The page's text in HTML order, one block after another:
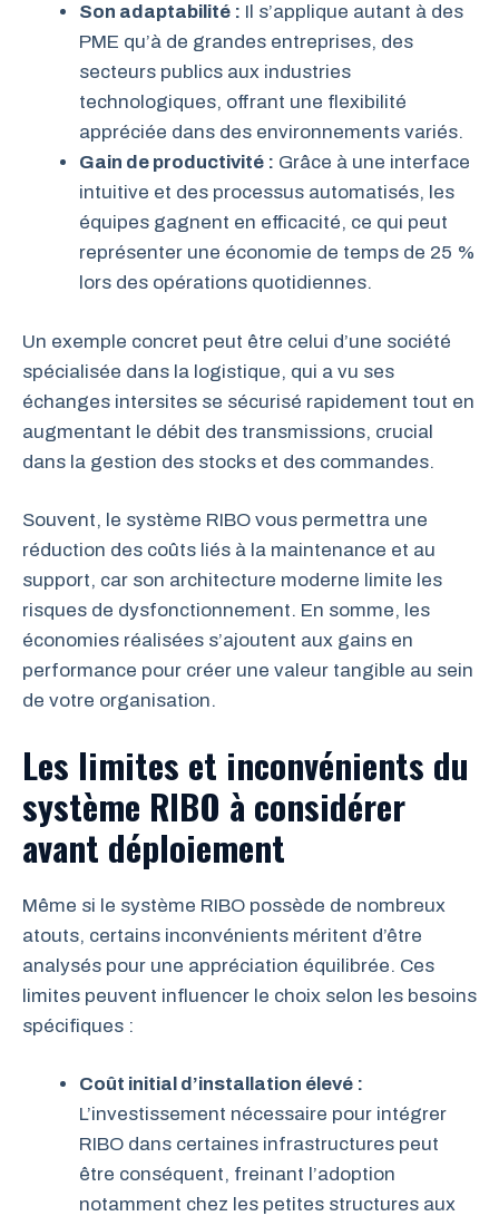
Son adaptabilité : Il s’applique autant à des
PME qu’à de grandes entreprises, des
secteurs publics aux industries
technologiques, offrant une flexibilité
appréciée dans des environnements variés.
Gain de productivité : Grâce à une interface
intuitive et des processus automatisés, les
équipes gagnent en efficacité, ce qui peut
représenter une économie de temps de 25 %
lors des opérations quotidiennes.
Un exemple concret peut être celui d’une société
spécialisée dans la logistique, qui a vu ses
échanges intersites se sécurisé rapidement tout en
augmentant le débit des transmissions, crucial
dans la gestion des stocks et des commandes.
Souvent, le système RIBO vous permettra une
réduction des coûts liés à la maintenance et au
support, car son architecture moderne limite les
risques de dysfonctionnement. En somme, les
économies réalisées s’ajoutent aux gains en
performance pour créer une valeur tangible au sein
de votre organisation.
Les limites et inconvénients du
système RIBO à considérer
avant déploiement
Même si le système RIBO possède de nombreux
atouts, certains inconvénients méritent d’être
analysés pour une appréciation équilibrée. Ces
limites peuvent influencer le choix selon les besoins
spécifiques :
Coût initial d’installation élevé :
L’investissement nécessaire pour intégrer
RIBO dans certaines infrastructures peut
être conséquent, freinant l’adoption
notamment chez les petites structures aux